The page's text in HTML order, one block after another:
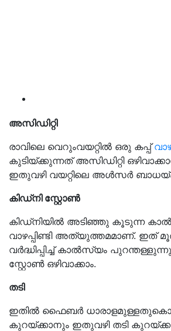
അസിഡിറ്റി
രാവിലെ വെറുംവയറ്റില്‍ ഒരു കപ്പ്
കുടിയ്ക്കുന്നത് അസിഡിറ്റി
ഇതുവഴി വയറ്റിലെ അള്‍സര്‍
കിഡ്‌നി സ്റ്റോണ്‍
കിഡ്‌നിയില്‍ അടിഞ്ഞു കൂടുന്ന
വാഴപ്പിണ്ടി അത്യുത്തമമാണ്. ഇത്
വര്‍ദ്ധിപ്പിച്ച് കാല്‍സ്യം
സ്റ്റോണ്‍ ഒഴിവാക്കാം.
തടി
ഇതില്‍ ഫൈബര്‍
കുറയ്ക്കാനും ഇതുവഴി തടി